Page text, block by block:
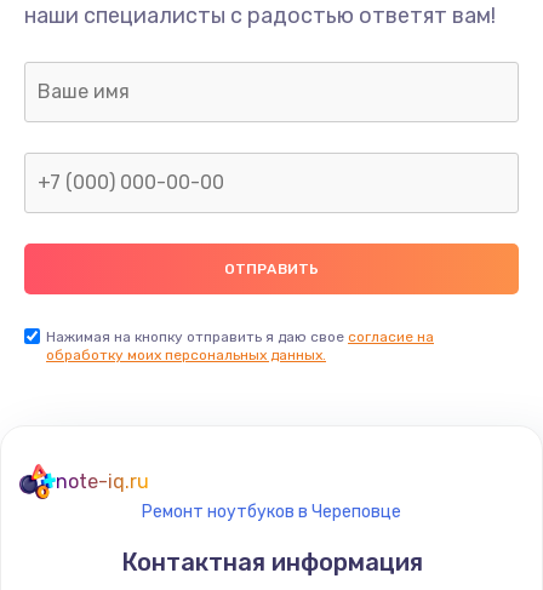
наши специалисты с радостью ответят вам!
Нажимая на кнопку отправить я даю свое согласие на
обработку моих персональных данных.
note-iq.ru
Ремонт ноутбуков в Череповце
Контактная информация